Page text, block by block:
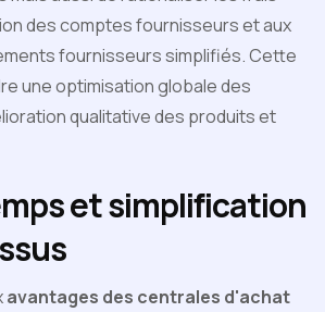
des comptes fournisseurs et aux
fournisseurs simplifiés. Cette
une optimisation globale des
qualitative des produits et
et simplification
avantages des centrales d'achat